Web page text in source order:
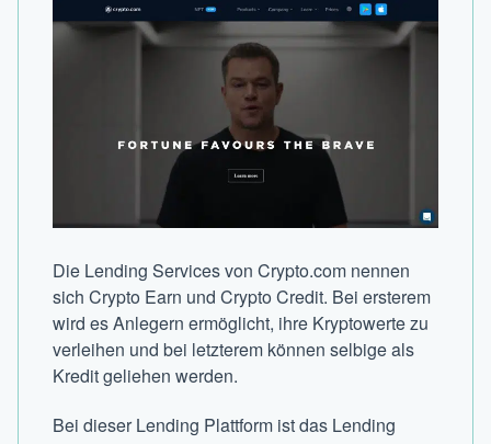
Die Lending Services von Crypto.com nennen
sich Crypto Earn und Crypto Credit. Bei ersterem
wird es Anlegern ermöglicht, ihre Kryptowerte zu
verleihen und bei letzterem können selbige als
Kredit geliehen werden.
Bei dieser Lending Plattform ist das Lending